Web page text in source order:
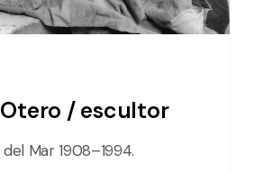
/ escultor
Mar 1908–1994.